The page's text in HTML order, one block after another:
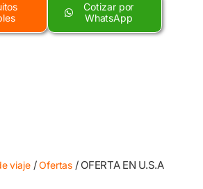
Cotizar por
WhatsApp
viaje/Ofertas / OFERTA EN U.S.A